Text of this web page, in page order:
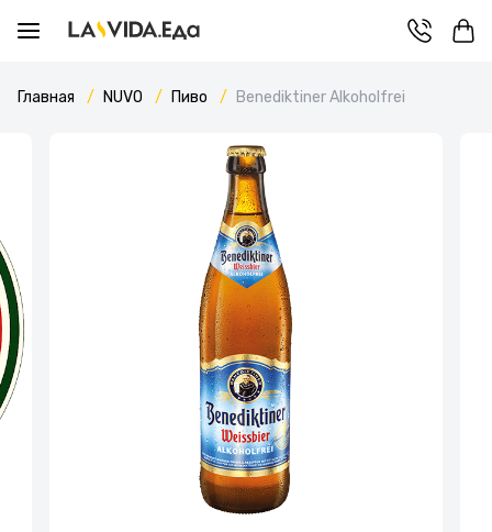
Главная NUVO Пиво Benediktiner Alkoholfrei